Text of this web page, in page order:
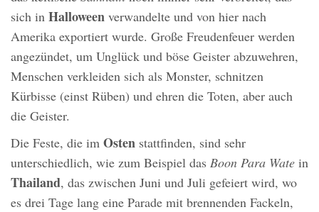
sich in Halloween verwandelte und von hier nach
Amerika exportiert wurde. Große Freudenfeuer werden
angezündet, um Unglück und böse Geister abzuwehren,
Menschen verkleiden sich als Monster, schnitzen
Kürbisse (einst Rüben) und ehren die Toten, aber auch
die Geister.
Die Feste, die im Osten stattfinden, sind sehr
unterschiedlich, wie zum Beispiel das Boon Para Wate in
Thailand, das zwischen Juni und Juli gefeiert wird, wo
es drei Tage lang eine Parade mit brennenden Fackeln,